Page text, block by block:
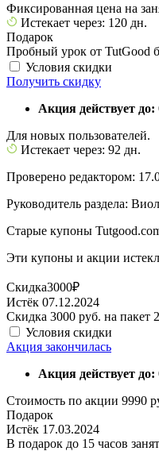
Фиксированная цена на
Истекает через: 120 дн.
Подарок
Пробный урок от TutGood
Условия скидки
Получить скидку
Акция действует до:
Для новых пользователей.
Истекает через: 92 дн.
Проверено редактором:
Руководитель раздела:
Старые купоны
Эти купоны и акции
Скидка3000₽
Истёк 07.12.2024
Скидка 3000 руб. на пакет
Условия скидки
Акция закончилась
Акция действует до:
Стоимость по акции 9990
Подарок
Истёк 17.03.2024
В подарок до 15 часов